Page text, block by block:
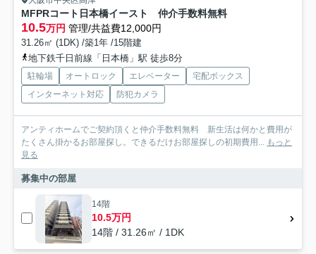
MFPRコート日本橋イースト 仲介手数料無料
10.5万円 管理/共益費12,000円
31.26㎡ (1DK) /築1年 /15階建
地下鉄千日前線「日本橋」駅 徒歩8分
駐輪場 オートロック エレベーター
宅配ボックス
インターネット対応
防犯カメラ
アンティホームでご契約頂くと仲介手数料無料 新生活は何かと費用が
たくさん掛かるお部屋探し。できるだけお部屋探しの初期費用...
もっと
見る
募集中の部屋
14階
10.5万円
14階 / 31.26㎡ / 1DK